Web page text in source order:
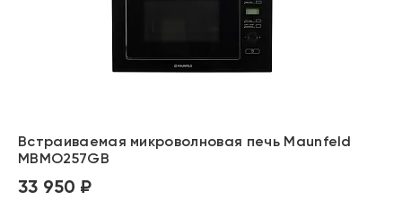
Встраиваемая микроволновая печь Maunfeld
MBMO257GB
33 950 ₽